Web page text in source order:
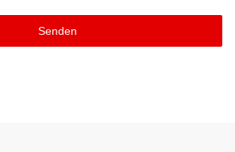
Senden